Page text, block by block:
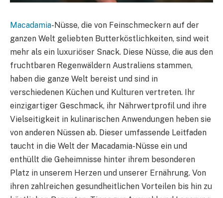
Macadamia-Nüsse, die von Feinschmeckern auf der
ganzen Welt geliebten Butterköstlichkeiten, sind weit
mehr als ein luxuriöser Snack. Diese Nüsse, die aus den
fruchtbaren Regenwäldern Australiens stammen,
haben die ganze Welt bereist und sind in
verschiedenen Küchen und Kulturen vertreten. Ihr
einzigartiger Geschmack, ihr Nährwertprofil und ihre
Vielseitigkeit in kulinarischen Anwendungen heben sie
von anderen Nüssen ab. Dieser umfassende Leitfaden
taucht in die Welt der Macadamia-Nüsse ein und
enthüllt die Geheimnisse hinter ihrem besonderen
Platz in unserem Herzen und unserer Ernährung. Von
ihren zahlreichen gesundheitlichen Vorteilen bis hin zu